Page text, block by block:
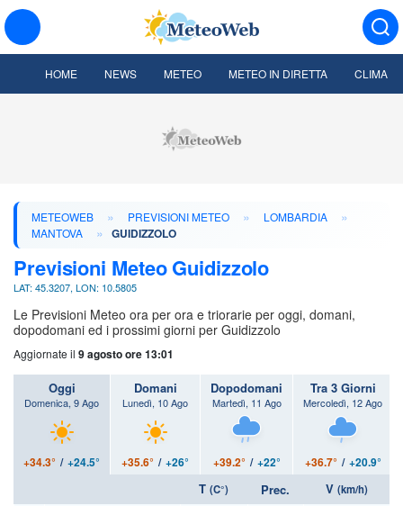
HOME NEWS METEO METEO IN DIRETTA CLIMA
METEOWEB » PREVISIONI METEO » LOMBARDIA »
MANTOVA » GUIDIZZOLO
Previsioni Meteo Guidizzolo
LAT: 45.3207, LON: 10.5805
Le Previsioni Meteo ora per ora e triorarie per oggi, domani,
dopodomani ed i prossimi giorni per Guidizzolo
Aggiornate il 9 agosto ore 13:01
Oggi
Domenica, 9 Ago
+34.3° / +24.5°
Domani
Lunedì, 10 Ago
+35.6° / +26°
Dopodomani
Martedì, 11 Ago
+39.2° / +22°
Tra 3 Giorni
Mercoledì, 12 Ago
+36.7° / +20.9°
T (C°) Prec. V (km/h)